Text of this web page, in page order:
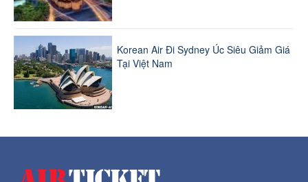
Korean Air Đi Sydney Úc Siêu Giảm Giá
Tại Việt Nam